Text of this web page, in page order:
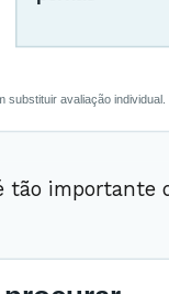
tão importante